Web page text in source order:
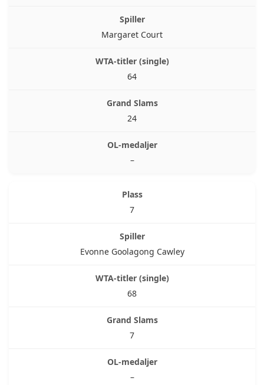
Margaret Court
64
24
–
7
Evonne Goolagong Cawley
68
7
–